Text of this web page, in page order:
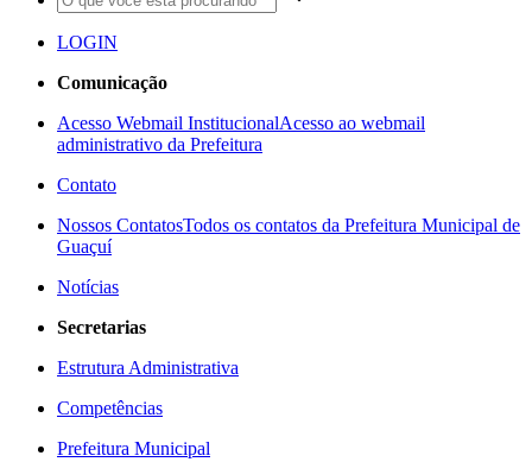
LOGIN
Comunicação
Acesso Webmail InstitucionalAcesso ao webmail
administrativo da Prefeitura
Contato
Nossos ContatosTodos os contatos da Prefeitura Municipal de
Guaçuí
Notícias
Secretarias
Estrutura Administrativa
Competências
Prefeitura Municipal